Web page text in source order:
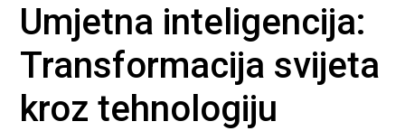
Umjetna inteligencija:
Transformacija svijeta
kroz tehnologiju